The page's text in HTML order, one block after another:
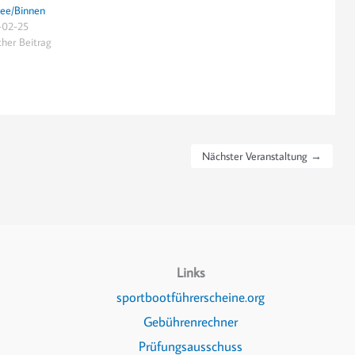
Binnen
25
Beitrag
Nächster Veranstaltung →
Links
sportbootführerscheine.org
Gebührenrechner
Prüfungsausschuss